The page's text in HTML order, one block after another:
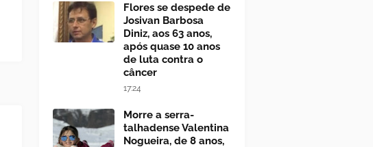
Flores se despede de
Josivan Barbosa
Diniz, aos 63 anos,
após quase 10 anos
de luta contra o
câncer
17:24
Morre a serra-
talhadense Valentina
Nogueira, de 8 anos,